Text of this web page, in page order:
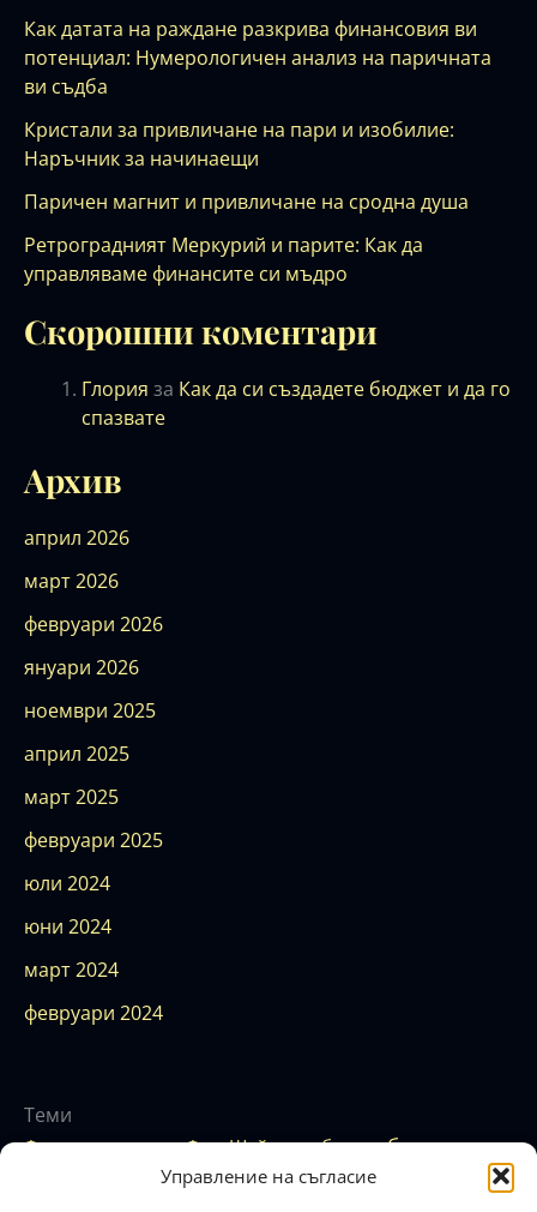
Управление на съгласие
Как датата на раждане разкрива финансовия ви
потенциал: Нумерологичен анализ на паричната
ви съдба
Кристали за привличане на пари и изобилие:
Наръчник за начинаещи
Паричен магнит и привличане на сродна душа
Ретроградният Меркурий и парите: Как да
управляваме финансите си мъдро
Скорошни коментари
Глория за Как да си създадете бюджет и да го
спазвате
Архив
април 2026
март 2026
февруари 2026
януари 2026
ноември 2025
април 2025
март 2025
февруари 2025
юли 2024
юни 2024
март 2024
февруари 2024
Теми
Финансова карма Фън Шуй аура баланс бюджет
егоизъм езотерика емоции енергия
закон